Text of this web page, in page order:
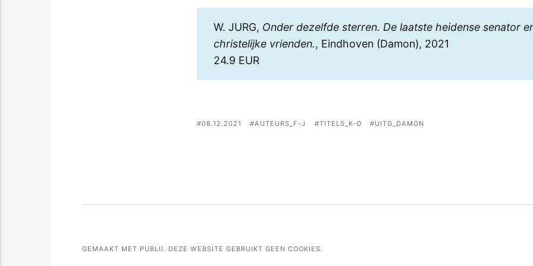
W. JURG, Onder dezelfde sterren. De laatste heidense senator
christelijke vrienden., Eindhoven (Damon), 2021
24.9 EUR
08.12.2021 AUTEURS_F-J TITELS_K-O UITG_DAMON
GEMAAKT MET PUBLII. DEZE WEBSITE GEBRUIKT GEEN COOKIES.